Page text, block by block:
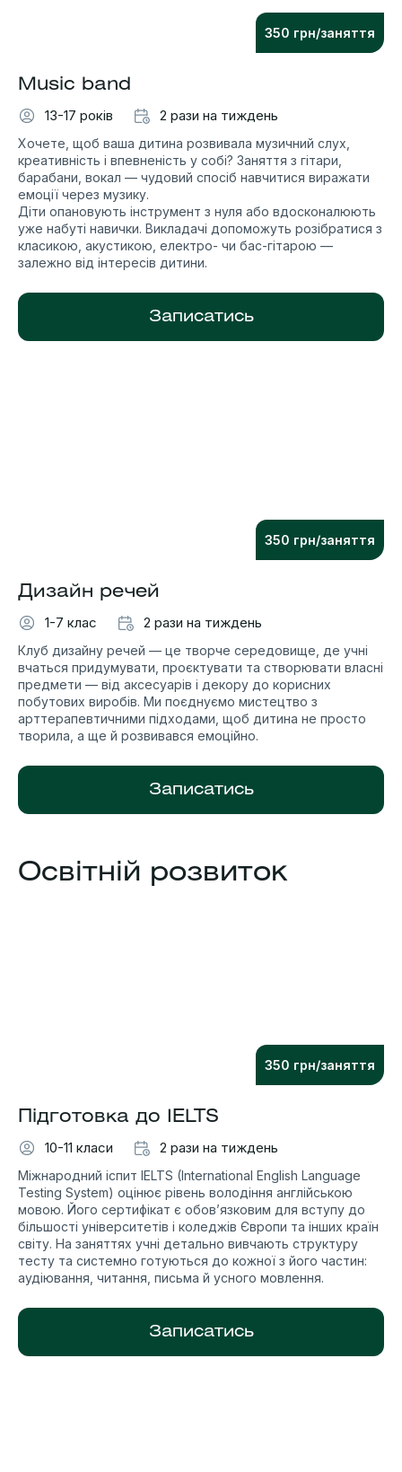
350 грн/заняття
Musiс band
13-17 років
2 рази на тиждень
Хочете, щоб ваша дитина розвивала музичний слух,
креативність і впевненість у собі? Заняття з гітари,
барабани, вокал — чудовий спосіб навчитися виражати
емоції через музику.
Діти опановують інструмент з нуля або вдосконалюють
уже набуті навички. Викладачі допоможуть розібратися з
класикою, акустикою, електро- чи бас-гітарою —
залежно від інтересів дитини.
Записатись
350 грн/заняття
Дизайн речей
1-7 клас
2 рази на тиждень
Клуб дизайну речей — це творче середовище, де учні
вчаться придумувати, проєктувати та створювати власні
предмети — від аксесуарів і декору до корисних
побутових виробів. Ми поєднуємо мистецтво з
арттерапевтичними підходами, щоб дитина не просто
творила, а ще й розвивався емоційно.
Записатись
Освітній розвиток
350 грн/заняття
Підготовка до IELTS
10-11 класи
2 рази на тиждень
Міжнародний іспит IELTS (International English Language
Testing System) оцінює рівень володіння англійською
мовою. Його сертифікат є обов’язковим для вступу до
більшості університетів і коледжів Європи та інших країн
світу. На заняттях учні детально вивчають структуру
тесту та системно готуються до кожної з його частин:
аудіювання, читання, письма й усного мовлення.
Записатись